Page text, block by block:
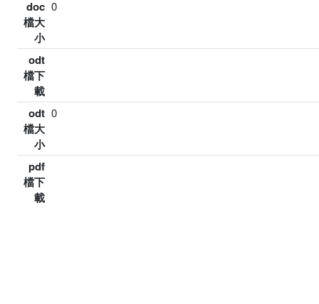
doc
檔大
小
0
odt
檔下
載
odt
檔大
小
0
pdf
檔下
載